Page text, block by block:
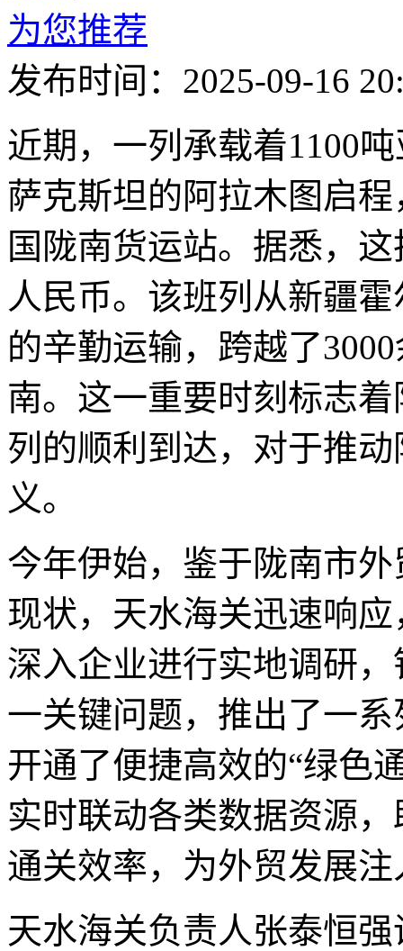
为您推荐
发布时间：2025-09-16
近期，一列承载着1100
萨克斯坦的阿拉木图启
国陇南货运站。据悉，
人民币。该班列从新疆
的辛勤运输，跨越了
南。这一重要时刻标志
列的顺利到达，对于推
义。
今年伊始，鉴于陇南市
现状，天水海关迅速响
深入企业进行实地调研
一关键问题，推出了一
开通了便捷高效的“绿色
实时联动各类数据资源
通关效率，为外贸发展
天水海关负责人张泰恒